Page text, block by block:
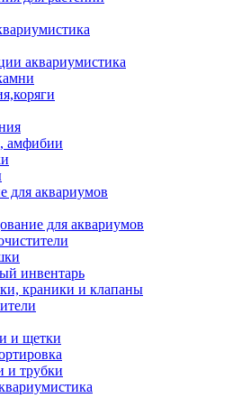
аквариумистика
амфибии
для аквариумов
для аквариумов
инвентарь
краники и клапаны
и щетки
и трубки